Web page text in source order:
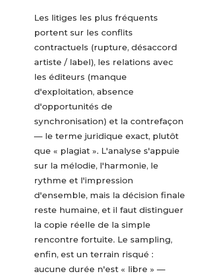
Les litiges les plus fréquents
portent sur les conflits
contractuels (rupture, désaccord
artiste / label), les relations avec
les éditeurs (manque
d'exploitation, absence
d'opportunités de
synchronisation) et la contrefaçon
— le terme juridique exact, plutôt
que « plagiat ». L'analyse s'appuie
sur la mélodie, l'harmonie, le
rythme et l'impression
d'ensemble, mais la décision finale
reste humaine, et il faut distinguer
la copie réelle de la simple
rencontre fortuite. Le sampling,
enfin, est un terrain risqué :
aucune durée n'est « libre » —